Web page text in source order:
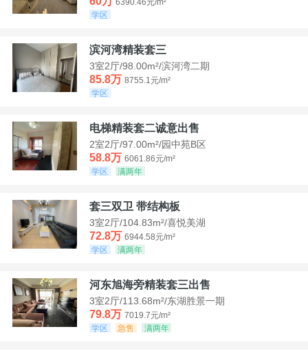
6390.46元/m²
学区
滨河湾精装套三
3室2厅/98.00m²/滨河湾二期
85.8万 8755.1元/m²
学区
电梯精装套二诚意出售
2室2厅/97.00m²/园中苑B区
58.8万 6061.86元/m²
学区
满两年
套三双卫 带结构板
3室2厅/104.83m²/喜悦美湖
72.8万 6944.58元/m²
学区
满两年
河东旭海旁精装套三出售
3室2厅/113.68m²/东湖胜景一期
79.8万 7019.7元/m²
学区
急售 满两年